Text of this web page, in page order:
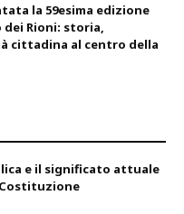
la 59esima edizione
dei Rioni: storia,
cittadina al centro della
e il significato attuale